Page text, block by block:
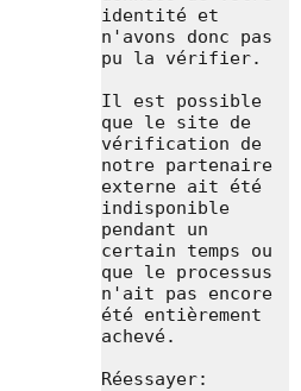
identité et
n'avons donc pas
pu la vérifier.
Il est possible
que le site de
vérification de
notre partenaire
externe ait été
indisponible
pendant un
certain temps ou
que le processus
n'ait pas encore
été entièrement
achevé.
Réessayer: